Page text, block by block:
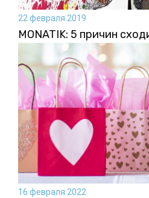
22 февраля 2019
MONATIK: 5 причин
16 февраля 2022